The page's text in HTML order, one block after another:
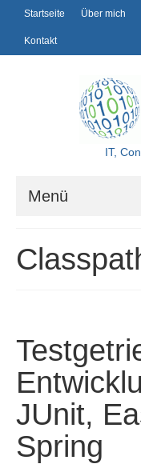
Startseite Über mich
Kontakt
IT,
Menü
Über mich
IT-Blog
Referenzen
Kontakt
Impressum
JUnit,
Spring